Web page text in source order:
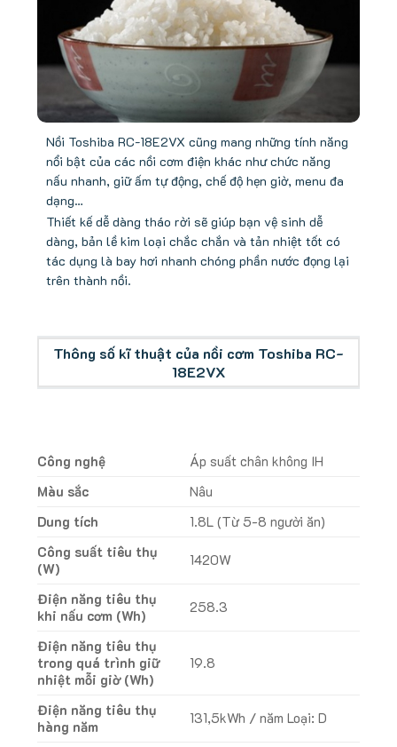
Nồi Toshiba RC-18E2VX cũng mang những tính năng
nổi bật của các nồi cơm điện khác như chức năng
nấu nhanh, giữ ấm tự động, chế độ hẹn giờ, menu đa
dạng…
Thiết kế dễ dàng tháo rời sẽ giúp bạn vệ sinh dễ
dàng, bản lề kim loại chắc chắn và tản nhiệt tốt có
tác dụng là bay hơi nhanh chóng phần nước đọng lại
trên thành nồi.
Thông số kĩ thuật của nồi cơm Toshiba RC-
18E2VX
Công nghệ
Áp suất chân không IH
Màu sắc
Nâu
Dung tích
1.8L (Từ 5-8 người ăn)
Công suất tiêu thụ
(W)
1420W
Điện năng tiêu thụ
khi nấu cơm (Wh)
258.3
Điện năng tiêu thụ
trong quá trình giữ
nhiệt mỗi giờ (Wh)
19.8
Điện năng tiêu thụ
hàng năm
131,5kWh / năm Loại: D